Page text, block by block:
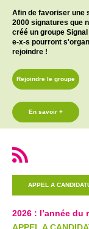
Afin de favoriser une
2000 signatures que
créé un groupe
e-x-s pourront
rejoindre !
Rejoindre le groupe
En savoir +
APPEL A
2026 : l’année